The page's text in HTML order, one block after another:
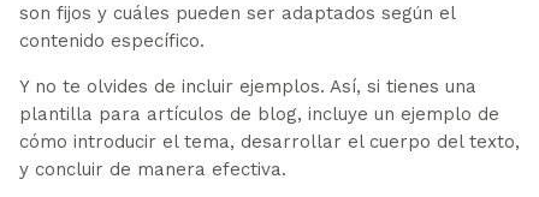
son fijos y cuáles pueden ser adaptados según el
contenido específico.
Y no te olvides de incluir ejemplos. Así, si tienes una
plantilla para artículos de blog, incluye un ejemplo de
cómo introducir el tema, desarrollar el cuerpo del texto,
y concluir de manera efectiva.